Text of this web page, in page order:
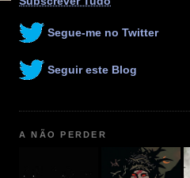
Segue-me no Twitter
Seguir este Blog
A NÃO PERDER